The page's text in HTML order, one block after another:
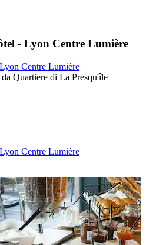
- Lyon Centre Lumière
Centre Lumière
Quartiere di La Presqu'île
Centre Lumière